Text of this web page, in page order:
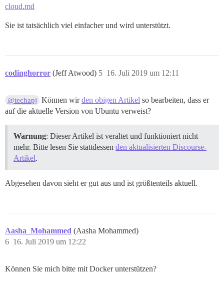
cloud.md
Sie ist tatsächlich viel einfacher und wird unterstützt.
codinghorror (Jeff Atwood) 16. Juli 2019 um 12:11
5
@techapj Können wirden obigen Artikel so bearbeiten, dass er
auf die aktuelle Version von Ubuntu verweist?
Warnung: Dieser Artikel ist veraltet und funktioniert nicht
mehr. Bitte lesen Sie stattdessen den aktualisierten Discourse-
Artikel.
Abgesehen davon sieht er gut aus und ist größtenteils aktuell.
Aasha_Mohammed (Aasha Mohammed)
16. Juli 2019 um 12:22
6
Können Sie mich bitte mit Docker unterstützen?